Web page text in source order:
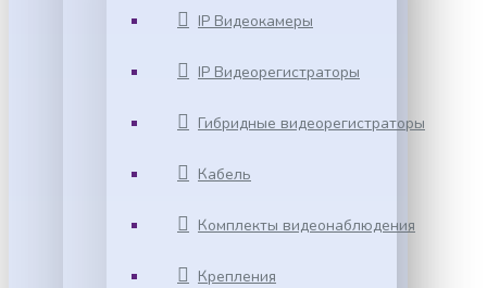
IP Видеокамеры
IP Видеорегистраторы
Гибридные видеорегистраторы
Кабель
Комплекты видеонаблюдения
Крепления